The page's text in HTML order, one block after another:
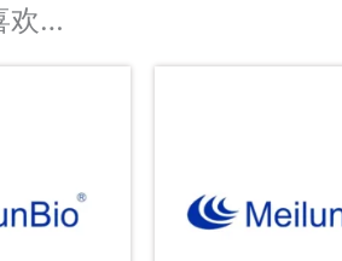
欢…